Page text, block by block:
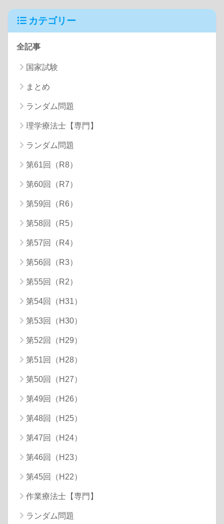
カテゴリー
全記事
国家試験
まとめ
ランダム問題
理学療法士【専門】
ランダム問題
第61回（R8）
第60回（R7）
第59回（R6）
第58回（R5）
第57回（R4）
第56回（R3）
第55回（R2）
第54回（H31）
第53回（H30）
第52回（H29）
第51回（H28）
第50回（H27）
第49回（H26）
第48回（H25）
第47回（H24）
第46回（H23）
第45回（H22）
作業療法士【専門】
ランダム問題